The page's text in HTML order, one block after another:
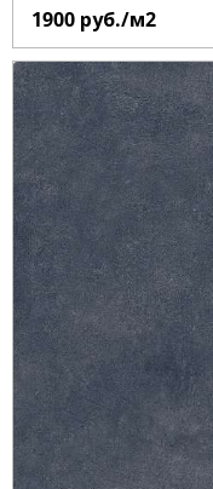
1900 руб./м2